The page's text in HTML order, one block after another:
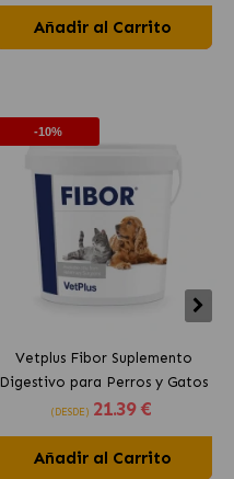
Añadir al Carrito
-10%
Vetplus Fibor Suplemento
Digestivo para Perros y Gatos
(DESDE) 21.39 €
Añadir al Carrito